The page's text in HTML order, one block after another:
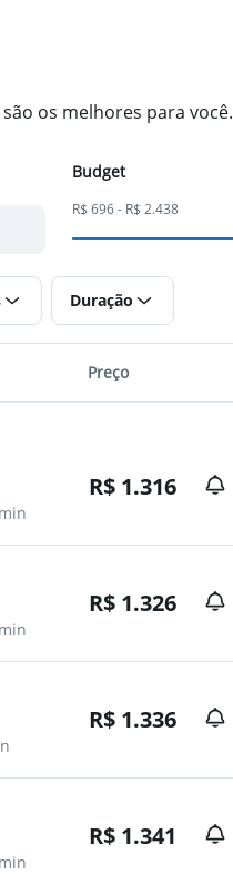
os melhores para você.
Budget
R$ 696 - R$ 2.438
Duração
Preço
R$ 1.316
R$ 1.326
R$ 1.336
R$ 1.341